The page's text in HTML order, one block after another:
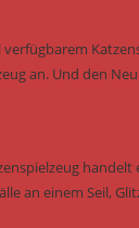
an. Und den
an einem Seil,